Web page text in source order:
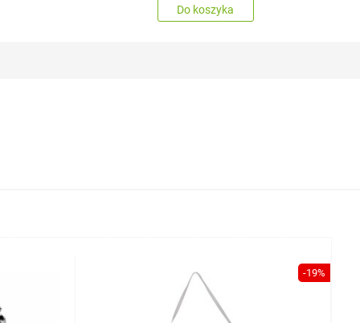
Do koszyka
-19%